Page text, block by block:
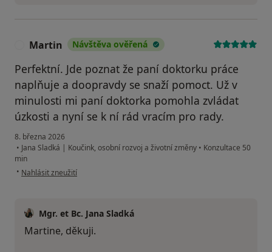
Martin Návštěva ověřená
Perfektní. Jde poznat že paní doktorku práce
naplňuje a doopravdy se snaží pomoct. Už v
minulosti mi paní doktorka pomohla zvládat
úzkosti a nyní se k ní rád vracím pro rady.
8. března 2026
• Jana Sladká | Koučink, osobní rozvoj a životní změny • Konzultace 50
min
• podle názoru uživatele Martin
Nahlásit zneužití
Mgr. et Bc. Jana Sladká
Martine, děkuji.